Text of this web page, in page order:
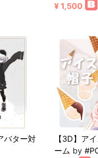
¥ 1,500
バター対
【3D】ア
ーム by